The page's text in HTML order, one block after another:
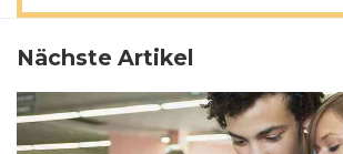
Nächste Artikel